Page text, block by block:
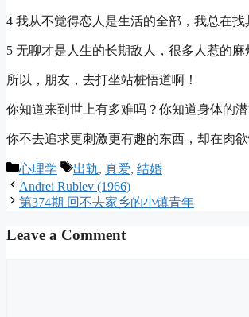
4 我从不觉得恋人是生活的全部，我总在
5 无聊才是人生的长期敌人，很多人惹的
所以，朋友，去打坐站桩悟道啊！
你知道来到世上有多难吗？你知道身体的潜
你不去追求更刺激更有趣的东西，却在肉
Categories
心理学 Tags
出轨, 真爱, 结婚
Andrei Rublev (1966)
第374期 回不去家乡的小镇青年
Leave a Comment